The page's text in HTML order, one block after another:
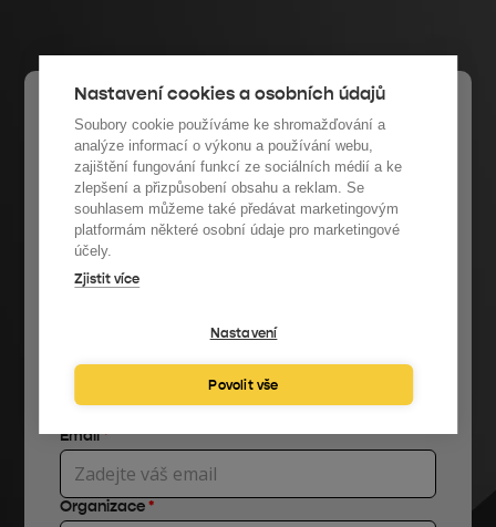
Nastavení cookies a osobních údajů
Soubory cookie používáme ke shromažďování a
analýze informací o výkonu a používání webu,
zajištění fungování funkcí ze sociálních médií a ke
zlepšení a přizpůsobení obsahu a reklam. Se
souhlasem můžeme také předávat marketingovým
platformám některé osobní údaje pro marketingové
účely.
Zjistit více
Nastavení
Povolit vše
PKV Webinář: Jak
snižovat náklady na
energetiku a emise CO2
Od připojení k webináři vás dělí jeden
Jméno a příjmení*
Email*
Organizace*